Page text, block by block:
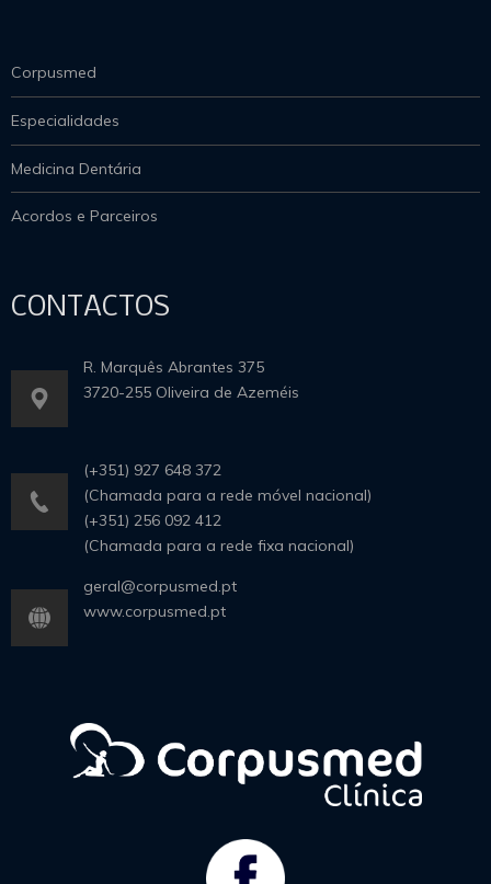
Corpusmed
Especialidades
Medicina Dentária
Acordos e Parceiros
CONTACTOS
R. Marquês Abrantes 375
3720-255 Oliveira de Azeméis
(+351) 927 648 372
(Chamada para a rede móvel nacional)
(+351) 256 092 412
(Chamada para a rede fixa nacional)
geral@corpusmed.pt
www.corpusmed.pt